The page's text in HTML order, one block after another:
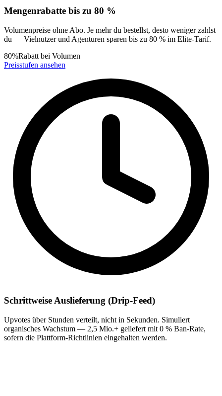
Mengenrabatte bis zu 80 %
Volumenpreise ohne Abo. Je mehr du bestellst, desto weniger zahlst
du — Vielnutzer und Agenturen sparen bis zu 80 % im Elite-Tarif.
80%Rabatt bei Volumen
Preisstufen ansehen
Schrittweise Auslieferung (Drip-Feed)
Upvotes über Stunden verteilt, nicht in Sekunden. Simuliert
organisches Wachstum — 2,5 Mio.+ geliefert mit 0 % Ban-Rate,
sofern die Plattform-Richtlinien eingehalten werden.